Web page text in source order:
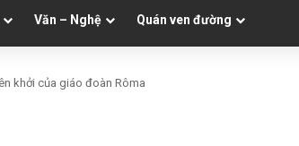
Văn – Nghệ Quán ven đường
khởi của giáo đoàn Rôma